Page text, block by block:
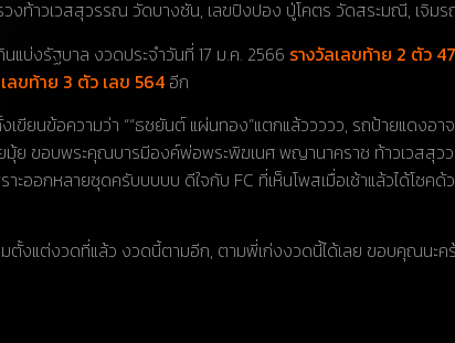
ท้าวเวสสุวรรณ วัดบางชัน, เลขปิงปอง ปู่โคตร วัดสระมณี, เจิมร
แบ่งรัฐบาล งวดประจำวันที่ 17 ม.ค. 2566 รางวัลเลขท้าย 2 ตัว
ลขท้าย 3 ตัว เลข 564 อีก
ขียนข้อความว่า ““ธชยันต์ แผ่นทอง”แตกแล้ววววว, รถป้ายแดง
ขอบพระคุณบารมีองค์พ่อพระพิฆเนศ พญานาคราช ท้าวเวสสุววร
าะออกหลายชุดครับบบบบ ดีใจกับ FC ที่เห็นโพสเมื่อเช้าแล้วได้โ
งแต่งวดที่แล้ว งวดนี้ตามอีก, ตามพี่เก่งงวดนี้ได้เลย ขอบคุณนะค